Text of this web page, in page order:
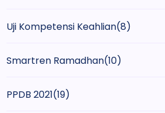
Uji Kompetensi Keahlian(8)
Smartren Ramadhan(10)
PPDB 2021(19)